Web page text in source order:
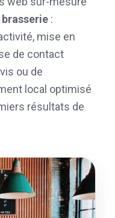
:
mise en
de contact
ou de
local optimisé
résultats de